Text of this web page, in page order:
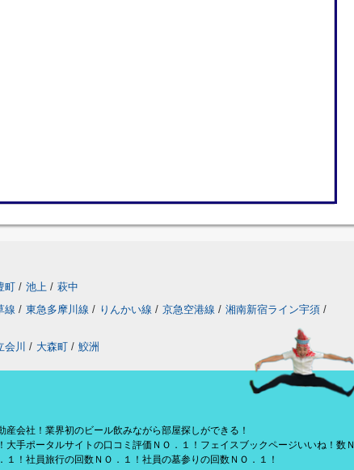
町 / 池上 / 萩中
線 / 東急多摩川線 / りんかい線 / 京急空港線 / 湘南新宿ライン宇須 /
会川 / 大森町 / 鮫洲
会社！業界初のビール飲みながら部屋探しができる！
手ポータルサイトの口コミ評価ＮＯ．１！フェイスブックページいいね！数Ｎ
！社員旅行の回数ＮＯ．１！社員の墓参りの回数ＮＯ．１！